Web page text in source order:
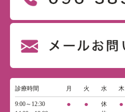
診療時間 月 火 水 木
9:00～12:30 ● ● 休 ●